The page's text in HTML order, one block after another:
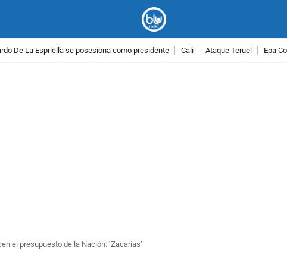
De La Espriella se posesiona como presidente Cali Ataque Teruel Epa
el presupuesto de la Nación: ‘Zacarías’